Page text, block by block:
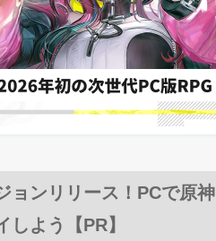
ョンリリース！PCで原神
しよう【PR】